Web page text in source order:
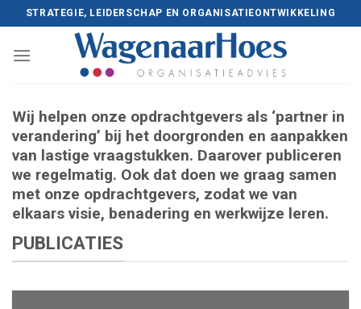
to
content
STRATEGIE, LEIDERSCHAP EN ORGANISATIEONTWIKKELING
Wij helpen onze opdrachtgevers als ‘partner in
verandering’ bij het doorgronden en aanpakken
van lastige vraagstukken. Daarover publiceren
we regelmatig. Ook dat doen we graag samen
met onze opdrachtgevers, zodat we van
elkaars visie, benadering en werkwijze leren.
PUBLICATIES